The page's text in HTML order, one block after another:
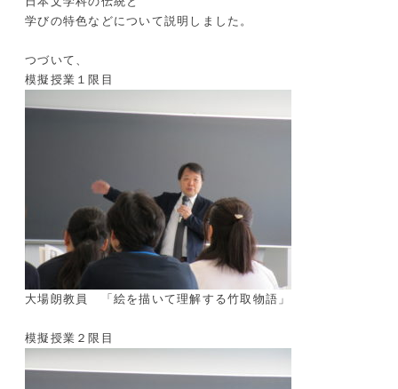
学びの特色などについて説明しました。
つづいて、
模擬授業１限目
大場朗教員 「絵を描いて理解する竹取物語」
模擬授業２限目